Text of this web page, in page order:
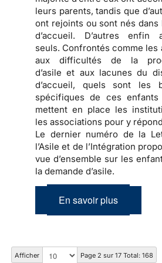
leurs parents, tandis que
ont rejoints ou sont nés dans
d’accueil. D’autres enfin
seuls. Confrontés comme les
aux difficultés de la
d’asile et aux lacunes du
d’accueil, quels sont les
spécifiques de ces enfants
mettent en place les
les associations pour y
Le dernier numéro de la
l’Asile et de l’Intégration
vue d’ensemble sur les
la demande d’asile.
En savoir plus
Afficher Page 2 sur 17 Total: 168